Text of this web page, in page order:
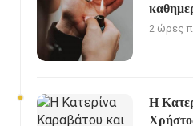
2 ώρες
Η